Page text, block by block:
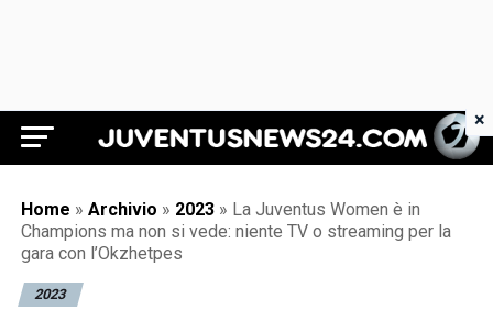
Juventus News 24
Home » Archivio » 2023 » La Juventus Women è in
Champions ma non si vede: niente TV o streaming per la
gara con l’Okzhetpes
2023
×